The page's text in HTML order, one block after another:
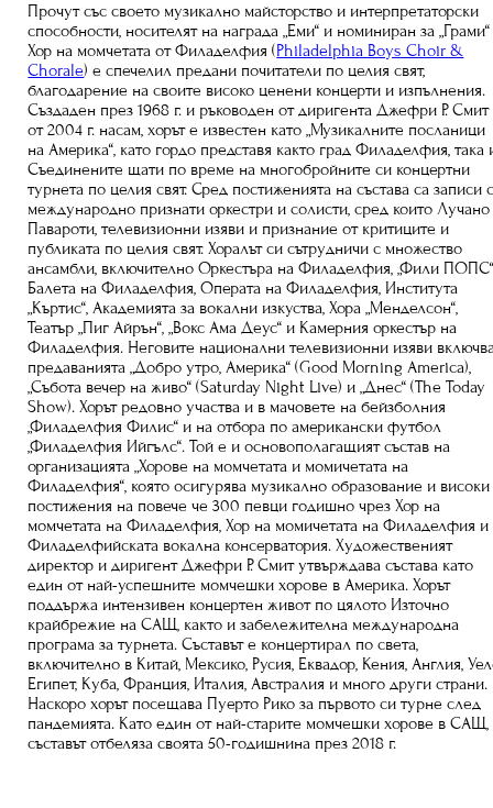
Прочут със своето музикално майсторство и интерпретаторски
способности, носителят на награда „Еми“ и номиниран за „Грами“
Хор на момчетата от Филаделфия (Philadelphia Boys Choir &
Chorale) е спечелил предани почитатели по целия свят,
благодарение на своите високо ценени концерти и изпълнения.
Създаден през 1968 г. и ръководен от диригента Джефри Р. Смит
от 2004 г. насам, хорът е известен като „Музикалните посланици
на Америка“, като гордо представя както град Филаделфия, така
Съединените щати по време на многобройните си концертни
турнета по целия свят. Сред постиженията на състава са записи
международно признати оркестри и солисти, сред които Лучано
Павароти, телевизионни изяви и признание от критиците и
публиката по целия свят. Хоралът си сътрудничи с множество
ансамбли, включително Оркестъра на Филаделфия, „Фили
Балета на Филаделфия, Операта на Филаделфия, Института
„Къртис“, Академията за вокални изкуства, Хора „Менделсон“,
Театър „Пиг Айрън“, „Вокс Ама Деус“ и Камерния оркестър на
Филаделфия. Неговите национални телевизионни изяви
предаванията „Добро утро, Америка“ (Good Morning America),
„Събота вечер на живо“ (Saturday Night Live) и „Днес“ (The Today
Show). Хорът редовно участва и в мачовете на бейзболния
„Филаделфия Филис“ и на отбора по американски футбол
„Филаделфия Ийгълс“. Той е и основополагащият състав на
организацията „Хорове на момчетата и момичетата на
Филаделфия“, която осигурява музикално образование и високи
постижения на повече че 300 певци годишно чрез Хор на
момчетата на Филаделфия, Хор на момичетата на Филаделфия и
Филаделфийската вокална консерватория. Художественият
директор и диригент Джефри Р. Смит утвърждава състава като
един от най-успешните момчешки хорове в Америка. Хорът
поддържа интензивен концертен живот по цялото Източно
крайбрежие на САЩ, както и забележителна международна
програма за турнета. Съставът е концертирал по света,
включително в Китай, Мексико, Русия, Еквадор, Кения, Англия,
Египет, Куба, Франция, Италия, Австралия и много други страни.
Наскоро хорът посещава Пуерто Рико за първото си турне след
пандемията. Като един от най-старите момчешки хорове в САЩ,
съставът отбеляза своята 50-годишнина през 2018 г.